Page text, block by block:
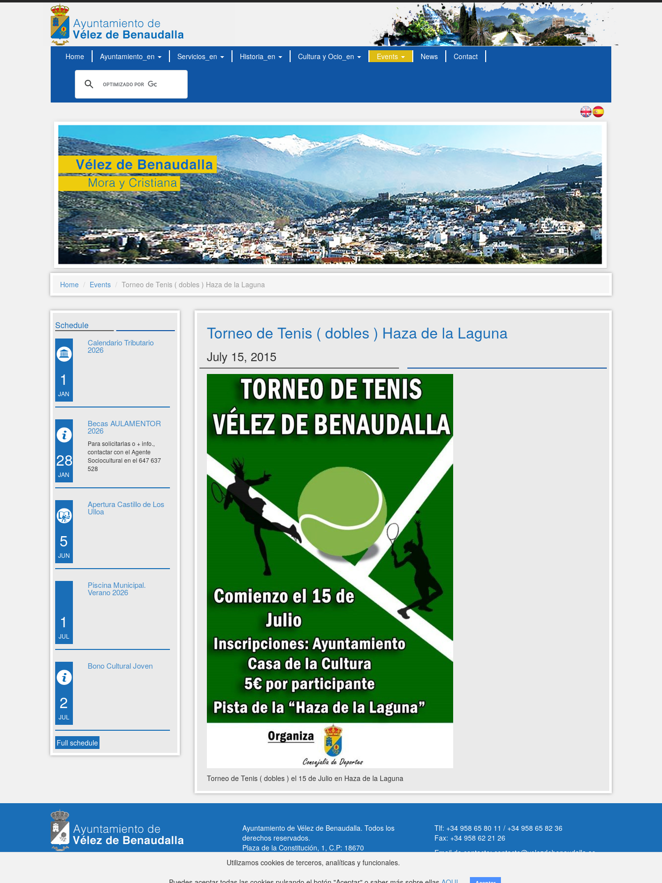
Home Ayuntamiento_en Servicios_en Historia_en Cultura y Ocio_en Events News Contact
Home Events Torneo de Tenis ( dobles ) Haza de la Laguna
Schedule
1
JAN
Calendario Tributario
2026
28
JAN
Becas AULAMENTOR
2026
Para solicitarlas o + info.,
contactar con el Agente
Sociocultural en el 647 637
528
5
JUN
Apertura Castillo de Los
Ulloa
1
JUL
Piscina Municipal.
Verano 2026
2
JUL
Bono Cultural Joven
Full schedule
Torneo de Tenis ( dobles ) Haza de la Laguna
July 15, 2015
Torneo de Tenis ( dobles ) el 15 de Julio en Haza de la Laguna
Ayuntamiento de Vélez de Benaudalla. Todos los
derechos reservados.
Plaza de la Constitución, 1, C.P: 18670
Vélez de Benaudalla, Granada (España)
Tlf: +34 958 65 80 11 / +34 958 65 82 36
Fax: +34 958 62 21 26
Email de contacto: contacto@velezdebenaudalla.es
Utilizamos cookies de terceros, analíticas y funcionales.